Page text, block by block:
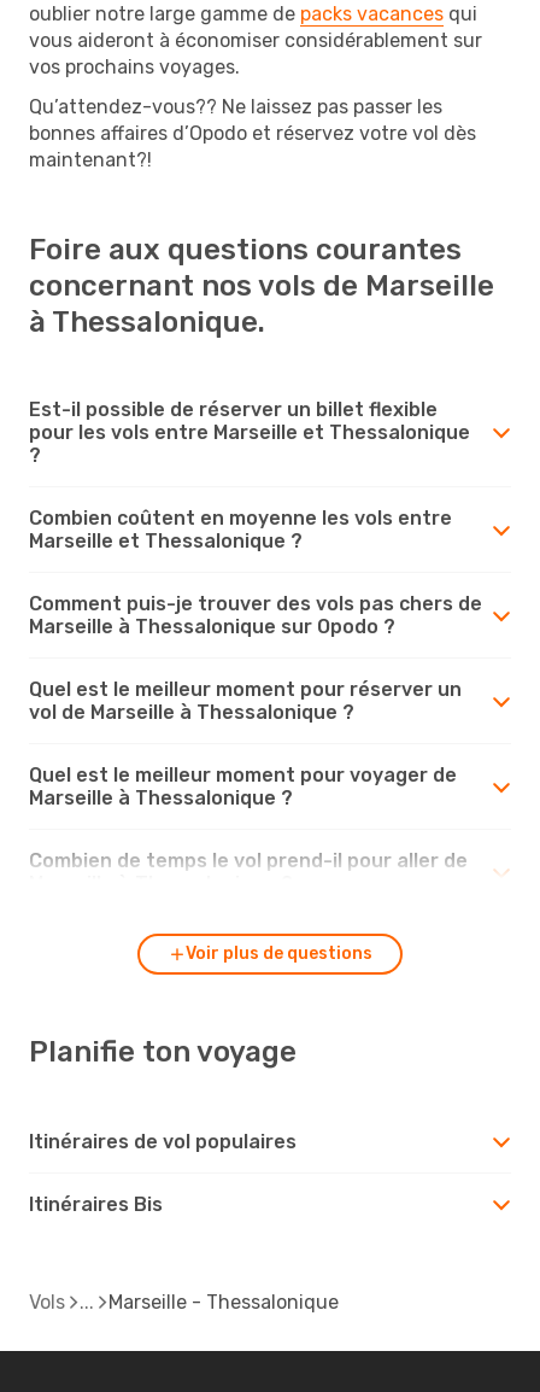
oublier notre large gamme de packs vacances qui
vous aideront à économiser considérablement sur
vos prochains voyages.
Qu’attendez-vous?? Ne laissez pas passer les
bonnes affaires d’Opodo et réservez votre vol dès
maintenant?!
Foire aux questions courantes
concernant nos vols de Marseille
à Thessalonique.
Est-il possible de réserver un billet flexible
pour les vols entre Marseille et Thessalonique
?
Combien coûtent en moyenne les vols entre
Marseille et Thessalonique ?
Comment puis-je trouver des vols pas chers de
Marseille à Thessalonique sur Opodo ?
Quel est le meilleur moment pour réserver un
vol de Marseille à Thessalonique ?
Quel est le meilleur moment pour voyager de
Marseille à Thessalonique ?
Combien de temps le vol prend-il pour aller de
Voir plus de questions
Planifie ton voyage
Itinéraires de vol populaires
Itinéraires Bis
Vols Marseille - Thessalonique